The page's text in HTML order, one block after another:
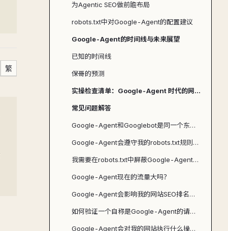
繁
为Agentic SEO做前瞻布局
robots.txt中对Google-Agent的配置建议
Google-Agent的时间线与未来展望
已知的时间线
保哥的预测
实操检查清单：Google-Agent 时代的网站准备
常见问题解答
Google-Agent和Googlebot是同一个东西吗？
Google-Agent会遵守我的robots.txt规则吗？
我需要在robots.txt中屏蔽Google-Agent吗？
Google-Agent现在的流量大吗？
Google-Agent会影响我的网站SEO排名吗？
如何验证一个自称是Google-Agent的请求是否真的来自Google？
Google-Agent会对我的网站执行什么操作？